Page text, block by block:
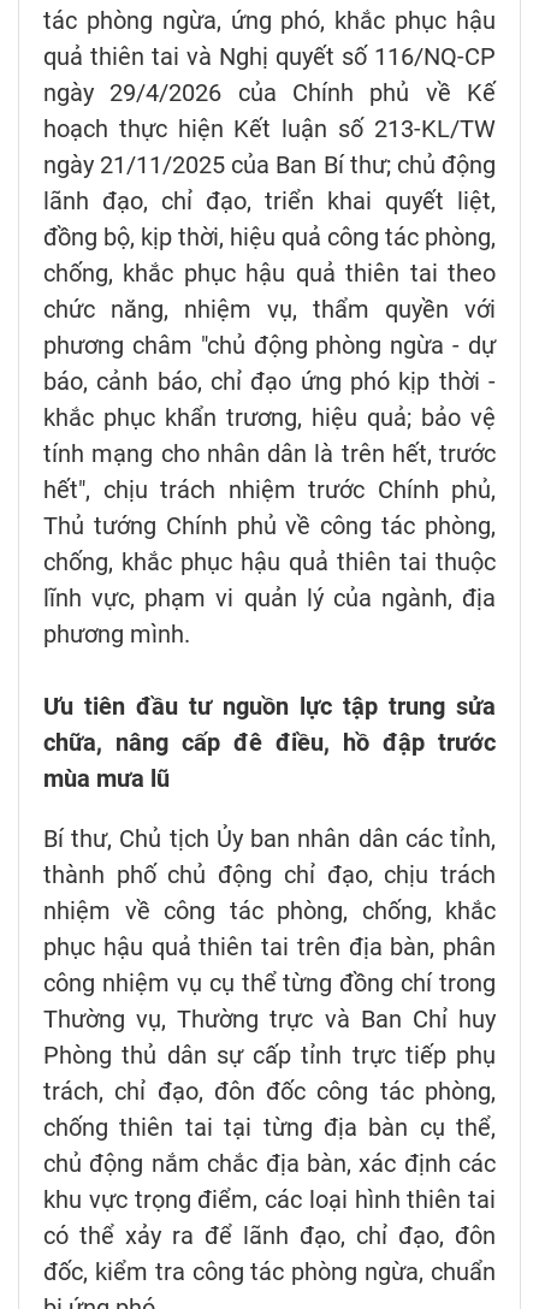
tác phòng ngừa, ứng phó, khắc phục hậu
quả thiên tai và Nghị quyết số 116/NQ-CP
ngày 29/4/2026 của Chính phủ về Kế
hoạch thực hiện Kết luận số 213-KL/TW
ngày 21/11/2025 của Ban Bí thư; chủ động
lãnh đạo, chỉ đạo, triển khai quyết liệt,
đồng bộ, kịp thời, hiệu quả công tác phòng,
chống, khắc phục hậu quả thiên tai theo
chức năng, nhiệm vụ, thẩm quyền với
phương châm "chủ động phòng ngừa - dự
báo, cảnh báo, chỉ đạo ứng phó kịp thời -
khắc phục khẩn trương, hiệu quả; bảo vệ
tính mạng cho nhân dân là trên hết, trước
hết", chịu trách nhiệm trước Chính phủ,
Thủ tướng Chính phủ về công tác phòng,
chống, khắc phục hậu quả thiên tai thuộc
lĩnh vực, phạm vi quản lý của ngành, địa
phương mình.
Ưu tiên đầu tư nguồn lực tập trung sửa
chữa, nâng cấp đê điều, hồ đập trước
mùa mưa lũ
Bí thư, Chủ tịch Ủy ban nhân dân các tỉnh,
thành phố chủ động chỉ đạo, chịu trách
nhiệm về công tác phòng, chống, khắc
phục hậu quả thiên tai trên địa bàn, phân
công nhiệm vụ cụ thể từng đồng chí trong
Thường vụ, Thường trực và Ban Chỉ huy
Phòng thủ dân sự cấp tỉnh trực tiếp phụ
trách, chỉ đạo, đôn đốc công tác phòng,
chống thiên tai tại từng địa bàn cụ thể,
chủ động nắm chắc địa bàn, xác định các
khu vực trọng điểm, các loại hình thiên tai
có thể xảy ra để lãnh đạo, chỉ đạo, đôn
đốc, kiểm tra công tác phòng ngừa, chuẩn